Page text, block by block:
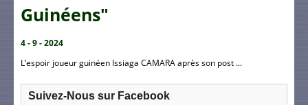
Guinéens"
4 - 9 - 2024
L’espoir joueur guinéen Issiaga CAMARA après son post ...
Suivez-Nous sur Facebook